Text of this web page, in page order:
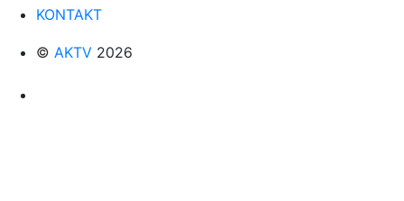
KONTAKT
© AKTV 2026